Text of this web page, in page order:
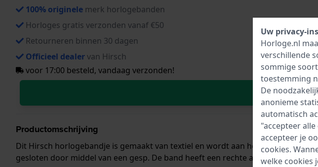
100% originele merk horlogebanden
Horloges gratis verzonden vanaf €50
Retourneren binnen 30 dagen
Officieel dealervan Hirsch
voor 17:00 besteld, vandaag verzonden!
In
Productomschrijving
Dit Hirsch horlogebandje is gemaakt van textiel en wordt aan het horloge
gesloten door middel van een gesp. De band heeft een rechte aanzet wat
Uw privacy-
Horloge.nl
verschillende
sommige
toestemming
De
anonieme
automatisch
"accepteer
accepteer je
cookies.
welke cookies